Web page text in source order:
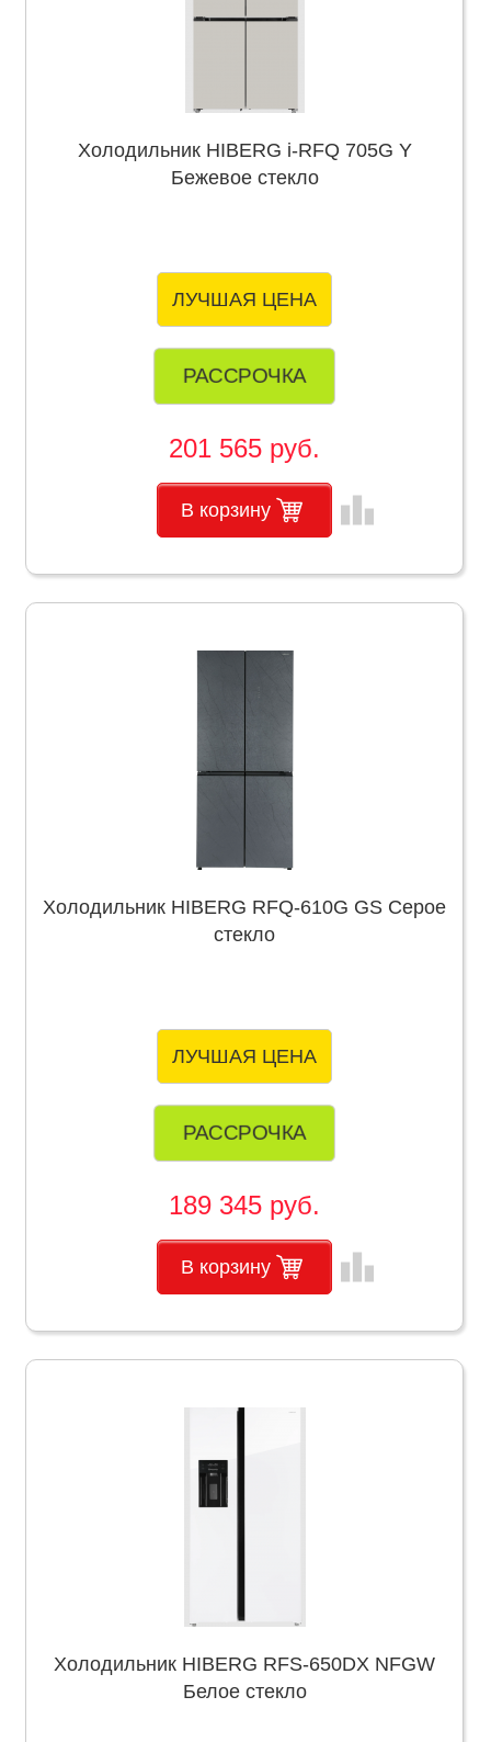
Холодильник HIBERG i-RFQ 705G Y
Бежевое стекло
ЛУЧШАЯ ЦЕНА
РАССРОЧКА
201 565 руб.
В корзину leaderboard
Холодильник HIBERG RFQ-610G GS Серое
стекло
ЛУЧШАЯ ЦЕНА
РАССРОЧКА
189 345 руб.
В корзину leaderboard
Холодильник HIBERG RFS-650DX NFGW
Белое стекло